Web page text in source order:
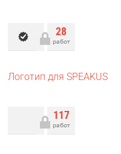
28
работ
Логотип для SPEAKUS
117
работ